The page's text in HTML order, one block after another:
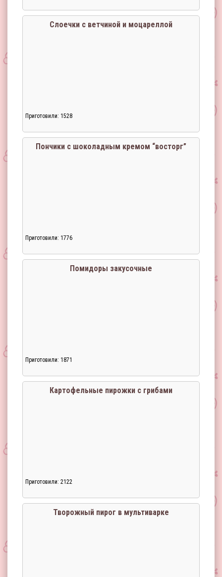
Слоечки с ветчиной и моцареллой
Приготовили: 1528
Пончики с шоколадным кремом “восторг”
Приготовили: 1776
Помидоры закусочные
Приготовили: 1871
Картофельные пирожки с грибами
Приготовили: 2122
Творожный пирог в мультиварке